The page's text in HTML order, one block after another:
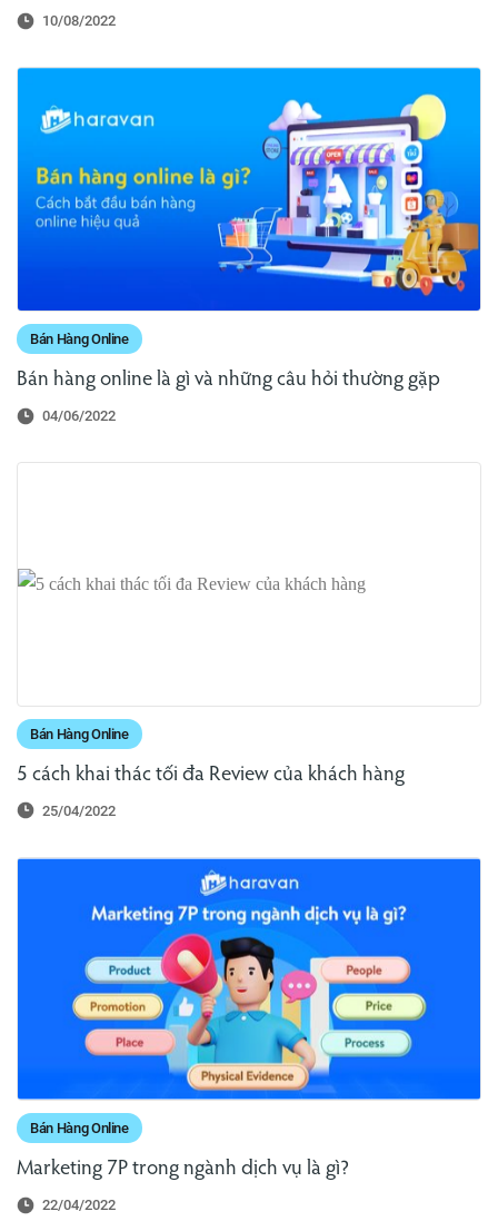
10/08/2022
Bán Hàng Online
Bán hàng online là gì và những câu hỏi thường gặp
04/06/2022
Bán Hàng Online
5 cách khai thác tối đa Review của khách hàng
25/04/2022
Bán Hàng Online
Marketing 7P trong ngành dịch vụ là gì?
22/04/2022